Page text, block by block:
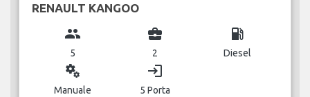
RENAULT KANGOO
group
5
business_center
2
local_gas_station
Diesel
miscellaneous_services
Manuale
login
5 Porta